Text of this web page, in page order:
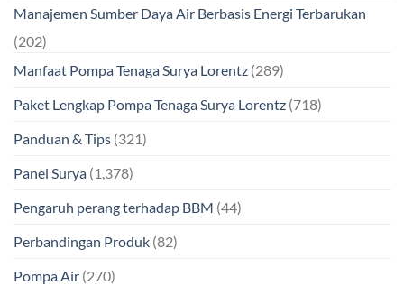
Manajemen Sumber Daya Air Berbasis Energi Terbarukan
(202)
Manfaat Pompa Tenaga Surya Lorentz (289)
Paket Lengkap Pompa Tenaga Surya Lorentz (718)
Panduan & Tips (321)
Panel Surya (1,378)
Pengaruh perang terhadap BBM (44)
Perbandingan Produk (82)
Pompa Air (270)